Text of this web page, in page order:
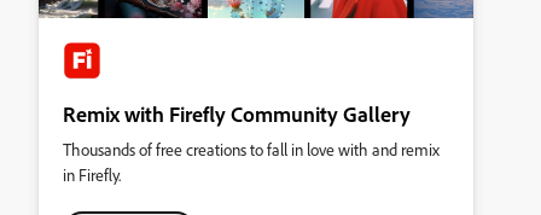
Remix with Firefly Community Gallery
Thousands of free creations to fall in love with and remix
in Firefly.